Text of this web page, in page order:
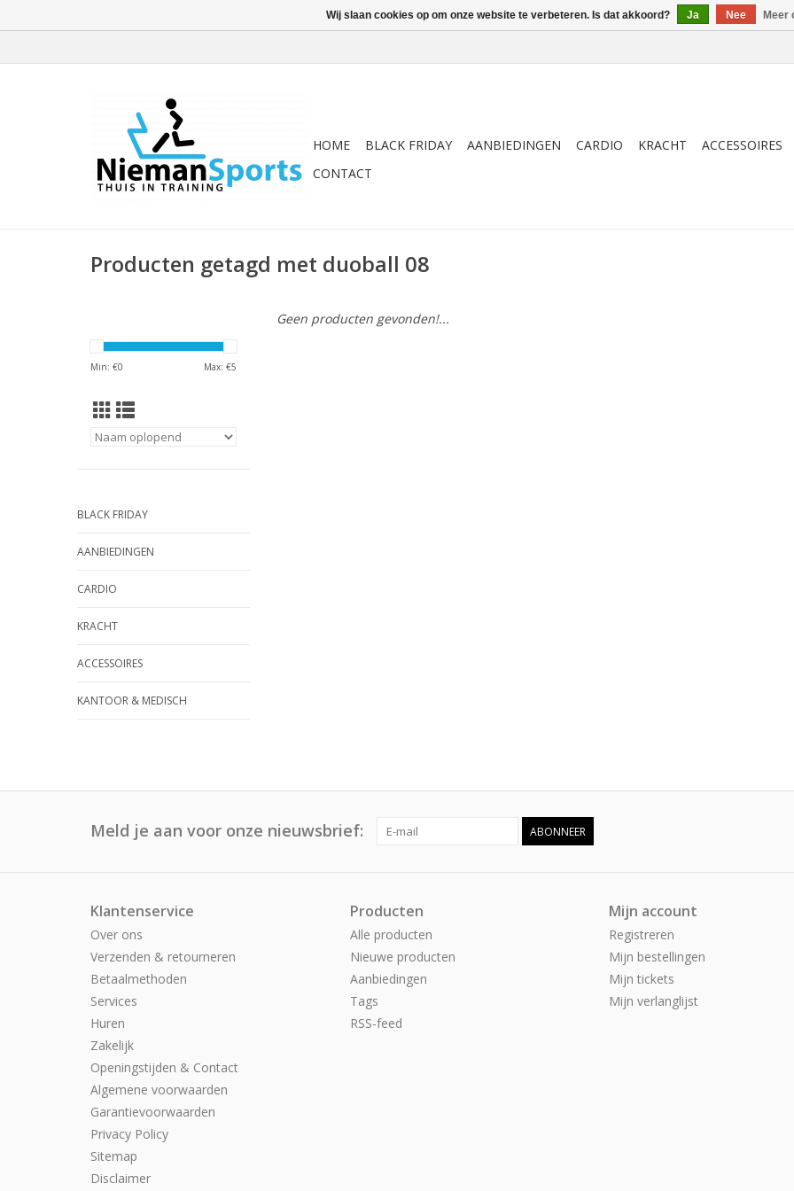
HOME BLACK FRIDAY AANBIEDINGEN CARDIO KRACHT
ACCESSOIRES
CONTACT
Producten getagd met duoball 08
Min: €0 Max: €5
BLACK FRIDAY
AANBIEDINGEN
CARDIO
KRACHT
ACCESSOIRES
KANTOOR & MEDISCH
Geen producten gevonden!...
Meld je aan voor onze nieuwsbrief: ABONNEER
Klantenservice
Over ons
Verzenden & retourneren
Betaalmethoden
Services
Huren
Zakelijk
Openingstijden & Contact
Algemene voorwaarden
Garantievoorwaarden
Privacy Policy
Sitemap
Disclaimer
Producten
Alle producten
Nieuwe producten
Aanbiedingen
Tags
RSS-feed
Mijn account
Registreren
Mijn bestellingen
Mijn tickets
Mijn verlanglijst
Wij slaan cookies op om onze website te verbeteren. Is dat akkoord? Ja Nee Meer